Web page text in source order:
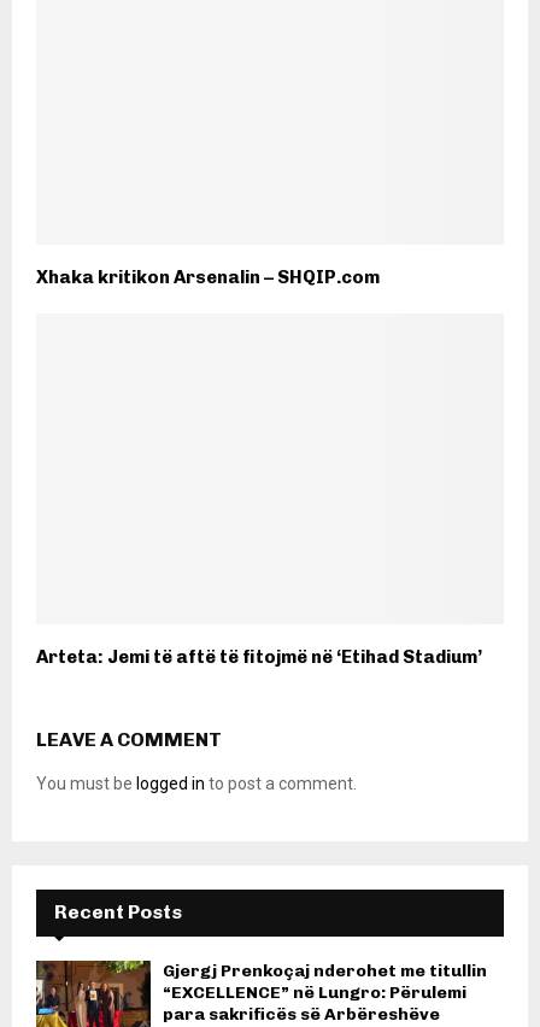
Xhaka kritikon Arsenalin – SHQIP.com
Arteta: Jemi të aftë të fitojmë në ‘Etihad Stadium’
LEAVE A COMMENT
You must be logged in to post a comment.
Recent Posts
Gjergj Prenkoçaj nderohet me titullin
“EXCELLENCE” në Lungro: Përulemi
para sakrificës së Arbëreshëve